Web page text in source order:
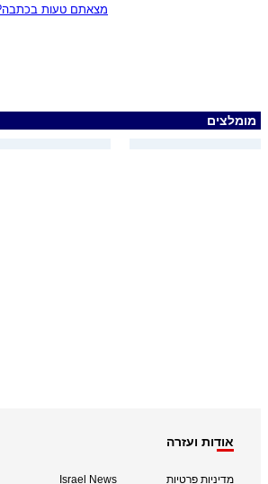
מצאתם טעות בכתבה?
מומלצים
אודות ועזרה
מדיניות פרטיות Israel News